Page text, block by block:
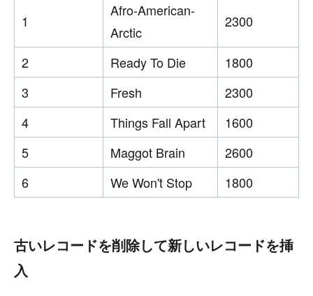
1
Afro-American-
Arctic
2300
2 Ready To Die
1800
3
Fresh
2300
4
Things Fall Apart
1600
5
Maggot Brain
2600
6
We Won't Stop 1800
古いレコードを削除して新しいレコードを挿
入